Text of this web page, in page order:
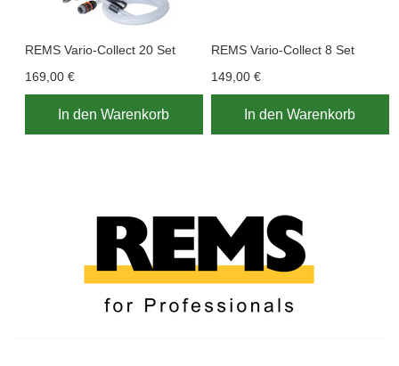
REMS Vario-Collect 20 Set
169,00 €
In den Warenkorb
REMS Vario-Collect 8 Set
149,00 €
In den Warenkorb